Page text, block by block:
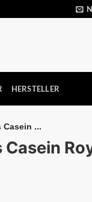
HERSTELLER
Casein ...